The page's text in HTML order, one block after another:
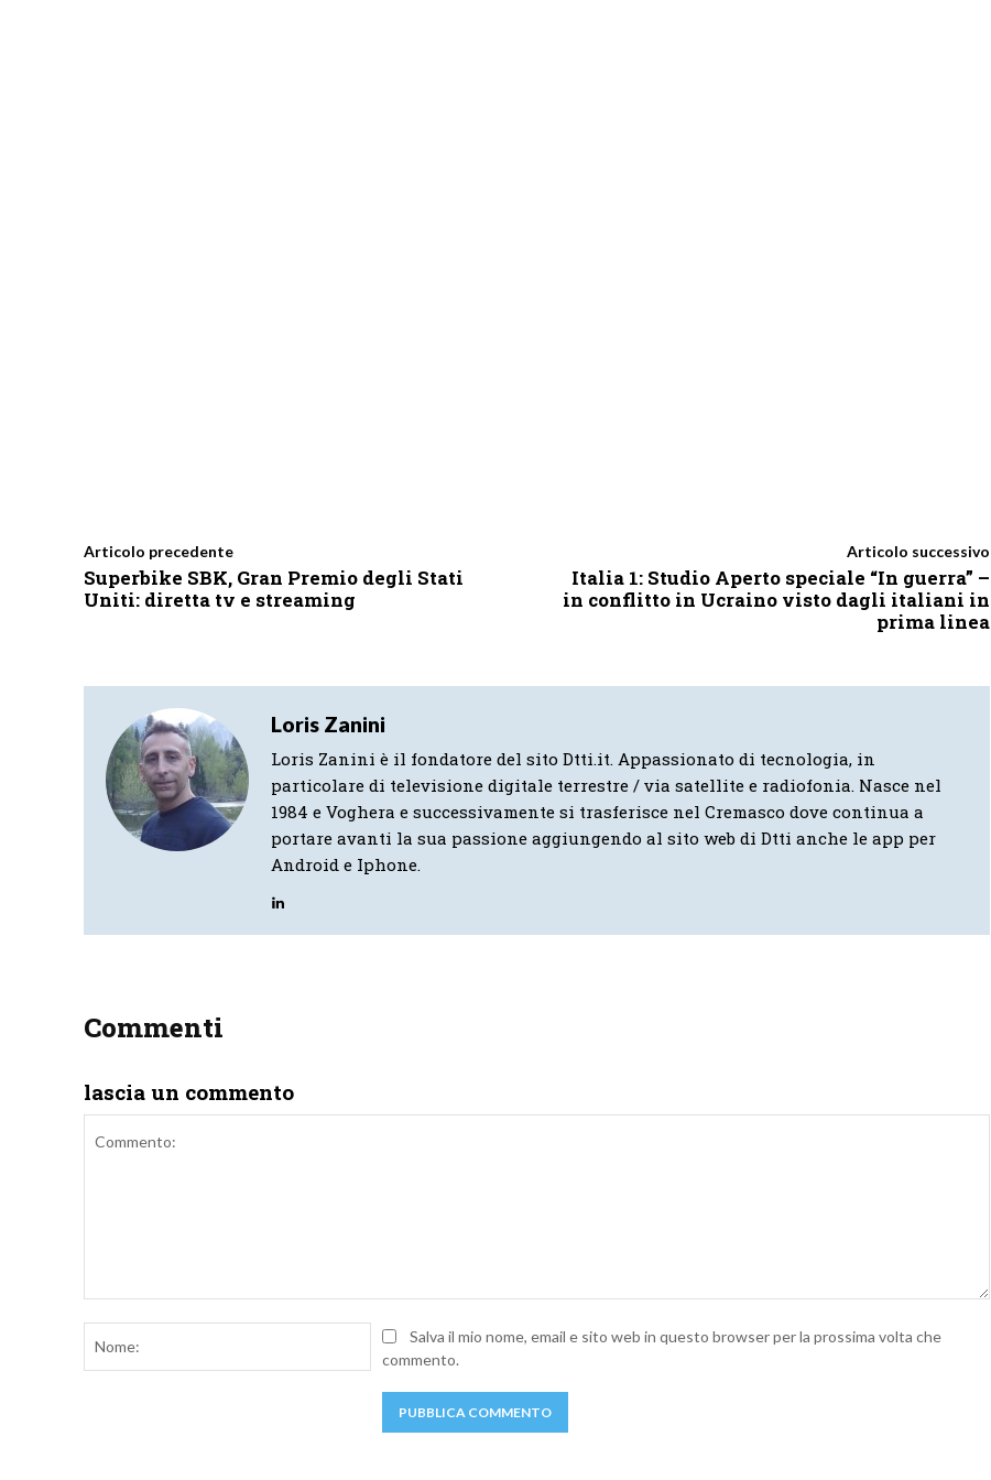
Articolo precedente
Superbike SBK, Gran Premio degli Stati
Uniti: diretta tv e streaming
Articolo successivo
Italia 1: Studio Aperto speciale “In guerra” –
in conflitto in Ucraino visto dagli italiani in
prima linea
Loris Zanini
Loris Zanini è il fondatore del sito Dtti.it. Appassionato di tecnologia, in
particolare di televisione digitale terrestre / via satellite e radiofonia. Nasce nel
1984 e Voghera e successivamente si trasferisce nel Cremasco dove continua a
portare avanti la sua passione aggiungendo al sito web di Dtti anche le app per
Android e Iphone.
Commenti
lascia un commento
Nome:Salva il mio nome, email e sito web in questo browser per la prossima volta che
commento.